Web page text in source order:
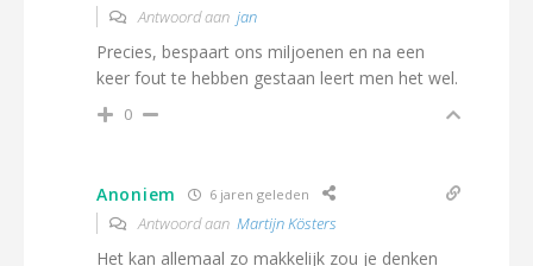
Antwoord aan jan
Precies, bespaart ons miljoenen en na een
keer fout te hebben gestaan leert men het wel.
0
Anoniem 6 jaren geleden
Antwoord aan Martijn Kösters
Het kan allemaal zo makkelijk zou je denken